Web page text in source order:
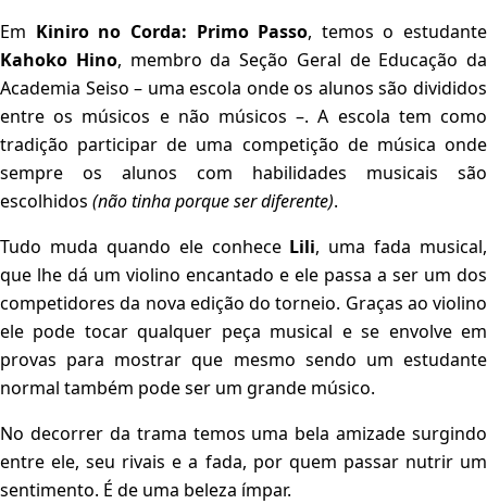
Em Kiniro no Corda: Primo Passo, temos o estudante
Kahoko Hino, membro da Seção Geral de Educação da
Academia Seiso – uma escola onde os alunos são divididos
entre os músicos e não músicos –. A escola tem como
tradição participar de uma competição de música onde
sempre os alunos com habilidades musicais são
escolhidos (não tinha porque ser diferente).
Tudo muda quando ele conhece Lili, uma fada musical,
que lhe dá um violino encantado e ele passa a ser um dos
competidores da nova edição do torneio. Graças ao violino
ele pode tocar qualquer peça musical e se envolve em
provas para mostrar que mesmo sendo um estudante
normal também pode ser um grande músico.
No decorrer da trama temos uma bela amizade surgindo
entre ele, seu rivais e a fada, por quem passar nutrir um
sentimento. É de uma beleza ímpar.